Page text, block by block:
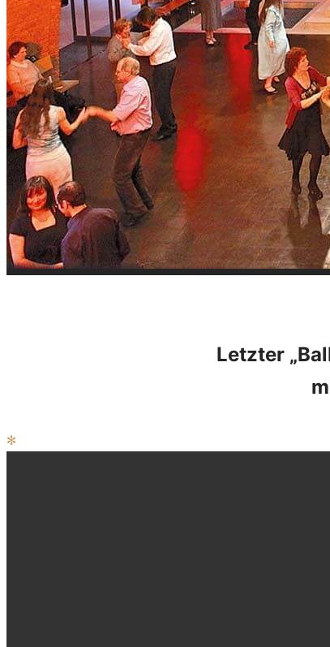
Letzter
✻